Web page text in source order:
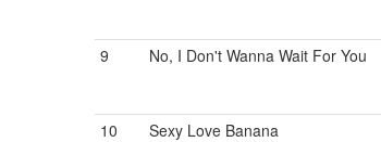
9
No, I Don't Wanna Wait For You
10
Sexy Love Banana